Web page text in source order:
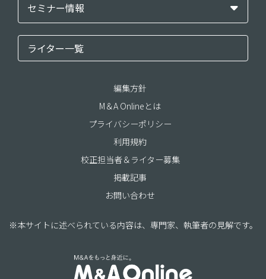
セミナー情報
ライター一覧
編集方針
M＆A Onlineとは
プライバシーポリシー
利用規約
校正担当者＆ライター募集
掲載記事
お問い合わせ
※本サイトに述べられている内容は、専門家、執筆者の見解です。